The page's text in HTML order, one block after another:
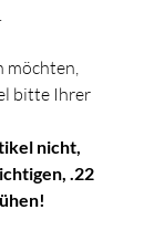
möchten,
bitte Ihrer
nicht,
.22